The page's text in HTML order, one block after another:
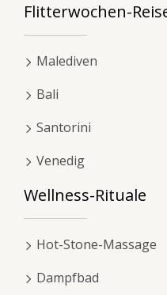
Flitterwochen-
Malediven
Bali
Santorini
Venedig
Wellness-Rituale
Hot-Stone-Massage
Dampfbad